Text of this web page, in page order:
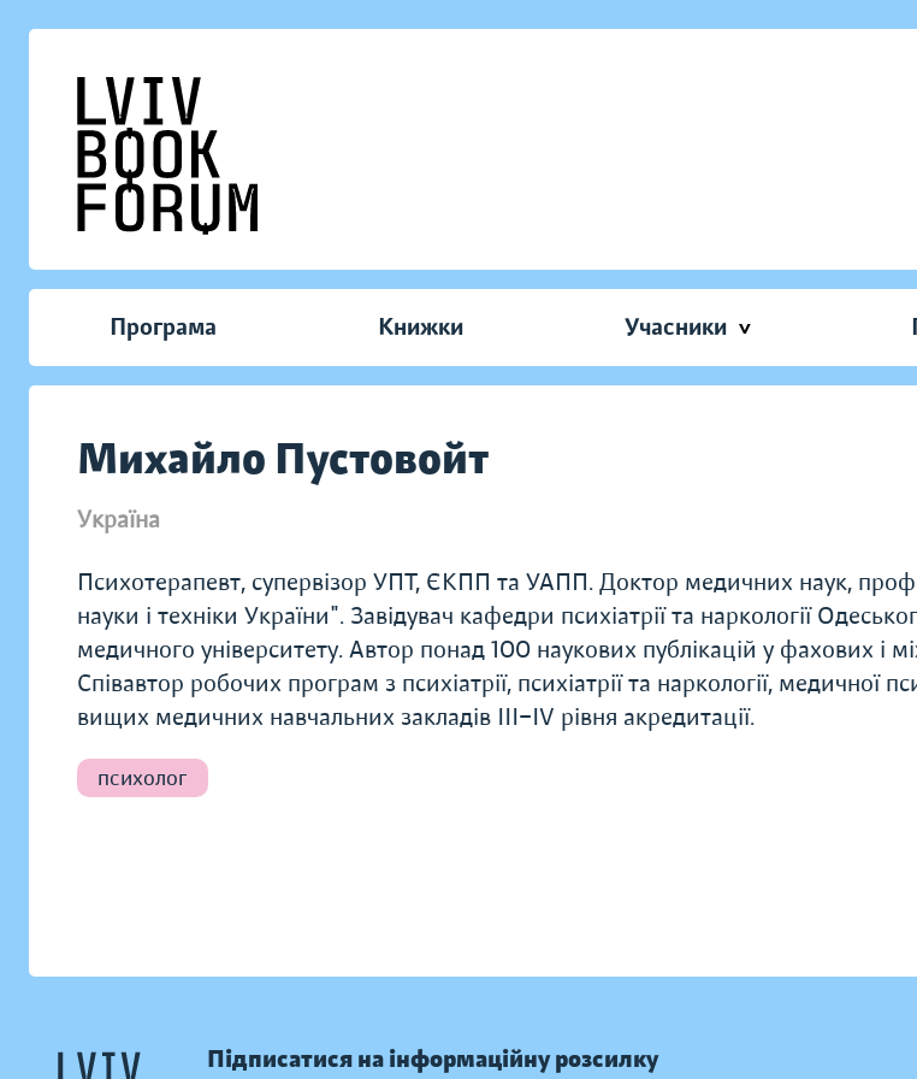
Програма Книжки Учасники
Михайло Пустовойт
Україна
Психотерапевт, супервізор УПТ, ЄКПП та УАПП. Доктор медичних наук,
науки і техніки України". Завідувач кафедри психіатрії та наркології
медичного університету. Автор понад 100 наукових публікацій у фахових і
Співавтор робочих програм з психіатрії, психіатрії та наркології, медичної
вищих медичних навчальних закладів ІІІ−IV рівня акредитації.
психолог
Підписатися на інформаційну розсилку